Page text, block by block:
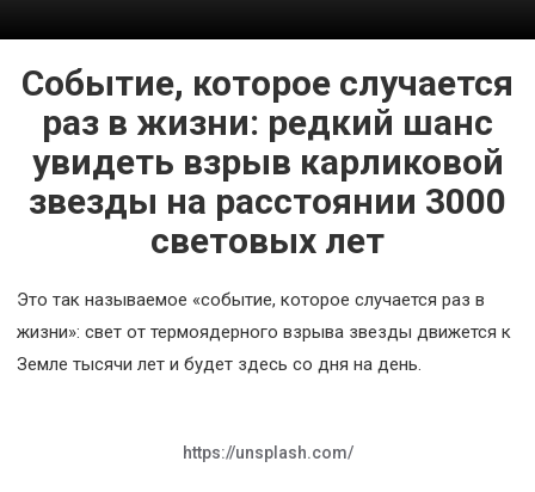
проекте
Событие, которое случается
раз в жизни: редкий шанс
увидеть взрыв карликовой
звезды на расстоянии 3000
световых лет
Это так называемое «событие, которое случается раз в
жизни»: свет от термоядерного взрыва звезды движется к
Земле тысячи лет и будет здесь со дня на день.
https://unsplash.com/